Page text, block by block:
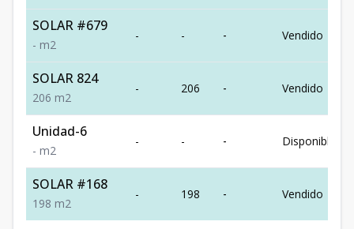
SOLAR #679
- m2
- - - Vendido
SOLAR 824
206 m2
- 206 - Vendido
Unidad-6
- m2
- - - Disponible
SOLAR #168
198 m2
- 198 - Vendido